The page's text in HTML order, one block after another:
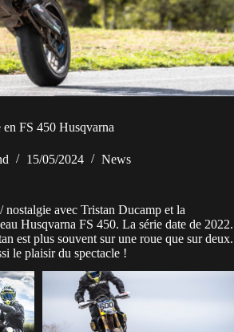
FS 450 Husqvarna
15/05/2024 News
nostalgie avec Tristan Ducamp et la
Husqvarna FS 450. La série date de 2022.
est plus souvent sur une roue que sur deux.
le plaisir du spectacle !